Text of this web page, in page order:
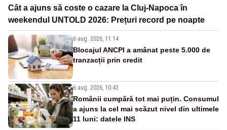
Cât a ajuns să coste o cazare la Cluj-Napoca în
weekendul UNTOLD 2026: Prețuri record pe noapte
6 aug. 2026, 11:14
Blocajul ANCPI a amânat peste 5.000 de
tranzacții prin credit
6 aug. 2026, 10:42
Românii cumpără tot mai puțin. Consumul
a ajuns la cel mai scăzut nivel din ultimele
11 luni: datele INS